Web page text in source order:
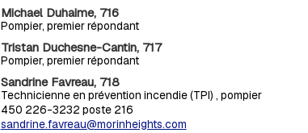
Michael Duhaime, 716
Pompier, premier répondant
Tristan Duchesne-Cantin, 717
Pompier, premier répondant
Sandrine Favreau, 718
Technicienne en prévention incendie (TPI) , pompier
450 226-3232 poste 216
sandrine.favreau@morinheights.com